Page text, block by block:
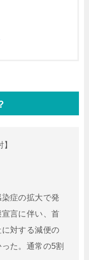
症の拡大で発
言に伴い、首
対する減便の
た。通常の5割